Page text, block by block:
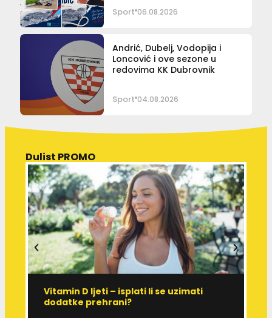
Sport 06.08.2026
Andrić, Dubelj, Vodopija i
Loncović i ove sezone u
redovima KK Dubrovnik
Sport 04.08.2026
Dulist PROMO
Vitamin D ljeti – isplati li se uzimati
dodatke prehrani?